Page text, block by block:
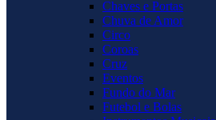
Chaves e Portas
Chuva de Amor
Circo
Coroas
Cruz
Eventos
Fundo do Mar
Futebol e Bolas